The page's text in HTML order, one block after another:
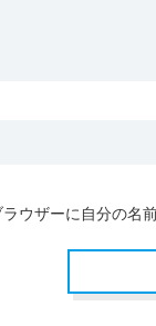
ウザーに自分の名